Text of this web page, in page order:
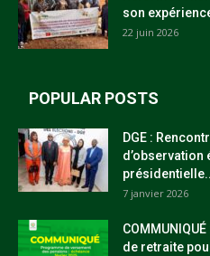
son
22 juin 2026
POPULAR POSTS
DGE :
d’observation
7 janvier 2026
de retraite